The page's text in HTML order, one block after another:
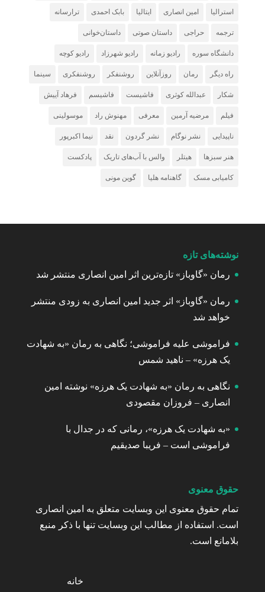
استرالیا امین انصاری ایتالیا بابک احمدی ترارسانه
ترجمه حراجی داستان صوتی داستان‌خوانی
دانشگاه سوره رادیو زمانه رادیو شهرزاد رادیو کوچه
راه دیگر رمان روزآنلاین روشنفکر روشنفکری سینما
شکار عبدالله کوثری فاشیست فاشیسم فرهاد آییش
فیلم مرضیه آرمین معرفی مهنوش راد موسولینی
ناپیدایی نشر نوگام نشر گردون نقد نیما اکبرپور
هنر سبزها هیتلر والس با آب‌های تاریک پادکست
کامیابی مسک گاهنامه هلیا گوین مونی
نوشته‌های تازه
رمان «گاوباز» تازه‌ترین اثر امین انصاری منتشر شد
رمان «گاوباز» اثر جدید امین انصاری به زودی منتشر
خواهد شد
فراموشی علیه فراموشی؛ نگاهی به رمان «به شهادت
یک هرزه» – ناهید شمس
نگاهی به رمان «به شهادت یک هرزه» نوشته امین
انصاری – فروزان مقصودی
«به شهادت یک هرزه»، رمانی که در جدال با
فراموشی است – فریبا صدیقیم
حقوق معنوی
تمام حقوق معنوی این وبسایت متعلق به امین انصاری
است. استفاده از مطالب این وبسایت تنها با ذکر منبع
بلامانع است.
خانه